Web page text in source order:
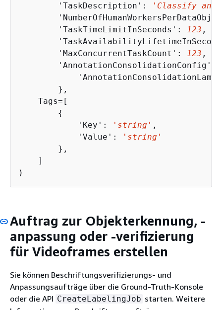
        'TaskDescription':
'Classify
        'TaskTimeLimitInSeconds':
123 ,
        'MaxConcurrentTaskCount':
123 ,
        'AnnotationConsolidationConfig':
        },
    Tags=[
{
            'Key':
'string' ,
            'Value':
        },
    ]
)
Auftrag zur Objekterkennung, -
anpassung oder -verifizierung
für Videoframes erstellen
Sie können Beschriftungsverifizierungs- und
Anpassungsaufträge über die Ground-Truth-Konsole
oder die API CreateLabelingJob starten. Weitere